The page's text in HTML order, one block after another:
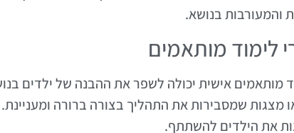
והמעורבות בנושא.
לימוד מותאמים
מותאמים אישית יכולה לשפר את ההבנה של ילדים
מצגות שמסבירות את התהליך בצורה ברורה ומעניינת.
את הילדים להשתתף.